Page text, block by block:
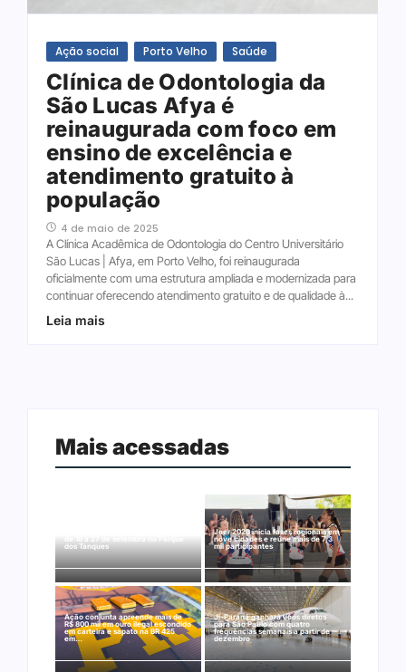
Ação social Porto Velho Saúde
Clínica de Odontologia da
São Lucas Afya é
reinaugurada com foco em
ensino de excelência e
atendimento gratuito à
população
4 de maio de 2025
A Clínica Acadêmica de Odontologia do Centro Universitário
São Lucas | Afya, em Porto Velho, foi reinaugurada
oficialmente com uma estrutura ampliada e modernizada para
continuar oferecendo atendimento gratuito e de qualidade à...
Leia mais
Mais acessadas
de 18 a 27 de setembro no Parque
dos Tanques
Joer 2026 inicia fases regionais em
nove cidades e reúne mais de 7,3
mil participantes
Ação conjunta apreende mais de
R$ 800 mil em ouro ilegal escondido
em carteira e sapato na BR 425
em…
Ji-Paraná ganhará voos diretos
para São Paulo com quatro
frequências semanais a partir de
dezembro